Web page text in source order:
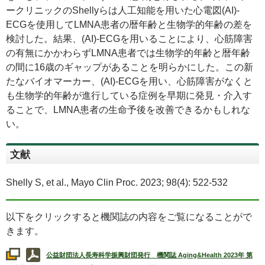
ークリニックのShellyらは人工知能を用いた心電図 (AI)-
ECGを使用して LMNA患者の暦年齢と生物学的年齢の差を
検討した。結果、 (AI)-ECGを用いることにより、心筋障害
の有無にかかわらずLMNA患者では生物学的年齢と暦年齢
の間に16歳のギャップがあることを明らかにした。この新
たなバイオマーカー、 (AI)-ECGを用い、心筋障害がなくと
も生物学的年齢が進行している症例を早期に発見・介入す
ることで、
LMNA患者の生命予後を改善できるかもしれな
い。
文献
Shelly S, et al., Mayo Clin Proc. 2023; 98(4): 522-532
以下をクリックすると機関誌の内容をご覧になることがで
きます。
公益財団法人長寿科学振興財団発行 機関誌 Aging&Health 2023年 第